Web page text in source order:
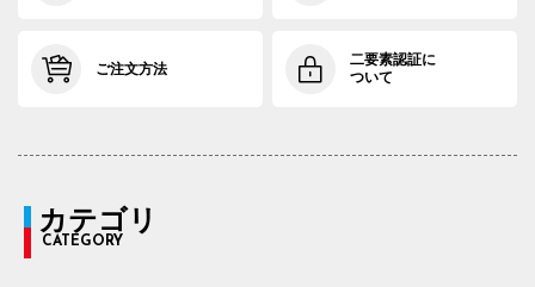
ご注文方法
二要素認証に
ついて
カテゴリ
CATEGORY